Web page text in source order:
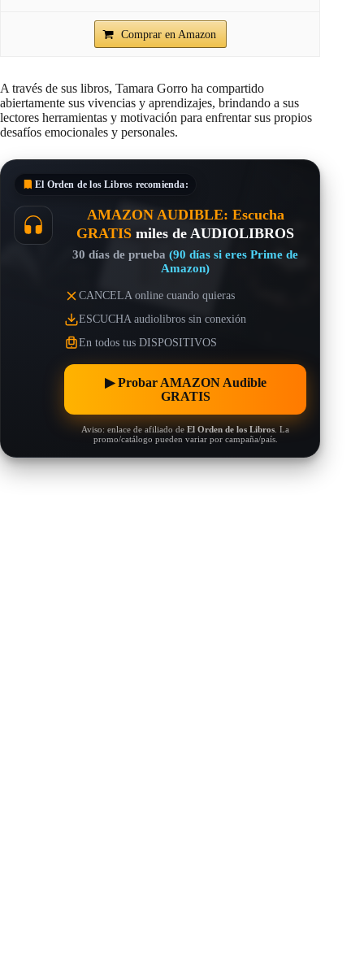
Comprar en Amazon
A través de sus libros, Tamara Gorro ha compartido
abiertamente sus vivencias y aprendizajes, brindando a sus
lectores herramientas y motivación para enfrentar sus propios
desafíos emocionales y personales.
El Orden de los Libros recomienda:
AMAZON AUDIBLE: Escucha
GRATIS miles de AUDIOLIBROS
30 días de prueba(90 días si eres Prime de
Amazon)
CANCELA online cuando quieras
ESCUCHA audiolibros sin conexión
En todos tus DISPOSITIVOS
▶︎ Probar AMAZON Audible
GRATIS
Aviso: enlace de afiliado deEl Orden de los Libros . La
promo/catálogo pueden variar por campaña/país.